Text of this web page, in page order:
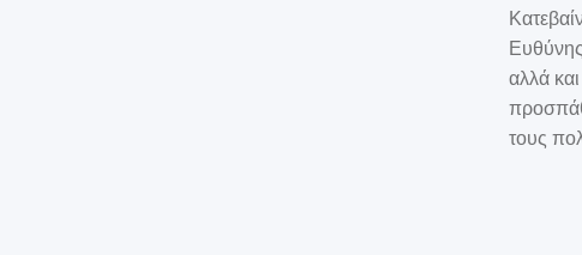
αλλά
τους